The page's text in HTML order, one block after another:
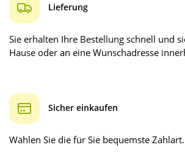
Lieferung
Sie erhalten Ihre Bestellung schnell und
Hause oder an eine Wunschadresse
Sicher einkaufen
Wählen Sie die für Sie bequemste Zahlart.